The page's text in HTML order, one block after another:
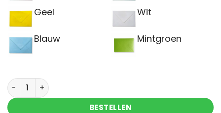
Geel Wit
Blauw Mintgroen
Set 4 beterschapskaarten + enveloppe aantal
BESTELLEN